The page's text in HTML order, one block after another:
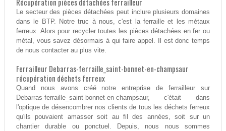
Récupération pièces détachées ferrailleur
Le secteur des pièces détachées peut inclure plusieurs domaines
dans le BTP. Notre truc à nous, c'est la ferraille et les métaux
ferreux. Alors pour recycler toutes les pièces détachées en fer ou
métal, vous savez désormais à qui faire appel. Il est donc temps
de nous contacter au plus vite.
Ferrailleur Debarras-ferraille_saint-bonnet-en-champsaur
récupération déchets ferreux
Quand nous avons créé notre entreprise de ferrailleur sur
Debarras-ferraille_saint-bonnet-en-champsaur, c'était dans
l'optique de désencombrer nos clients de tous les déchets ferreux
qu'ils pouvaient amasser soit au fil des années, soit sur un
chantier durable ou ponctuel. Depuis, nous nous sommes